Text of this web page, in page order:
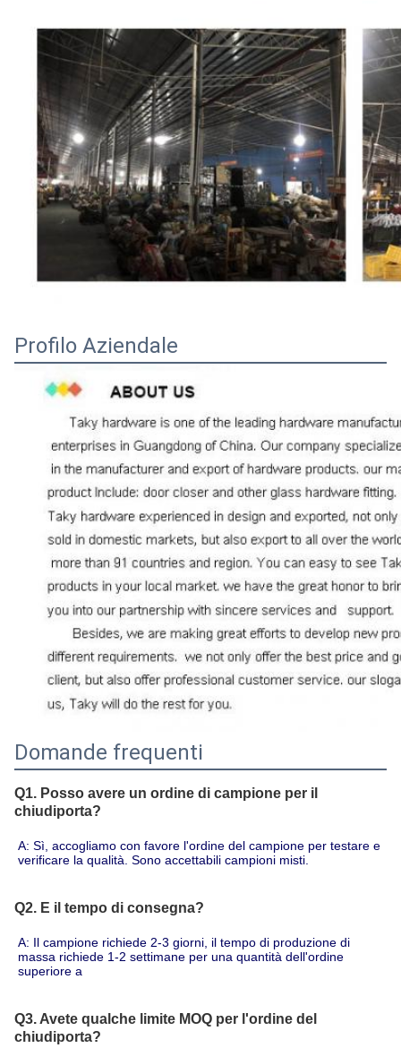
Profilo Aziendale
Domande frequenti
Q1. Posso avere un ordine di campione per il
chiudiporta?
A: Sì, accogliamo con favore l'ordine del campione per testare e
verificare la qualità. Sono accettabili campioni misti.
Q2. E il tempo di consegna?
A: Il campione richiede 2-3 giorni, il tempo di produzione di
massa richiede 1-2 settimane per una quantità dell'ordine
superiore a
Q3. Avete qualche limite MOQ per l'ordine del
chiudiporta?